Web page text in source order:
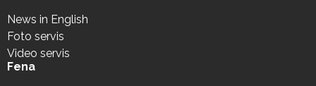
News in English
Foto servis
Video servis
Fena